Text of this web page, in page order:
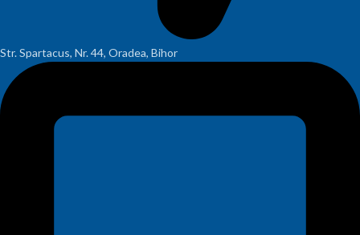
Str. Spartacus, Nr. 44, Oradea, Bihor